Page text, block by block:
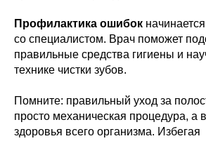
Профилактика ошибок
со специалистом. Врач поможет
правильные средства гигиены и
технике чистки зубов.
Помните: правильный уход за
просто механическая процедура, а
здоровья всего организма. Избегая